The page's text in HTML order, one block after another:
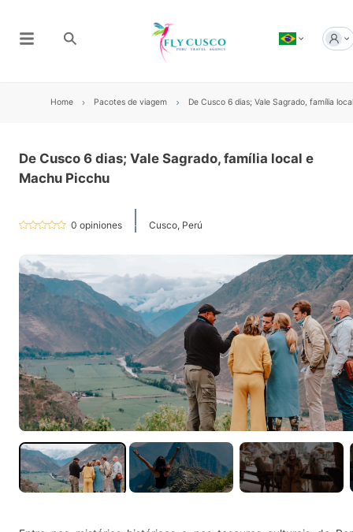
Home Pacotes de viagem De Cusco 6 dias; Vale Sagrado, família
De Cusco 6 dias; Vale Sagrado, família local e
Machu Picchu
0 opiniones Cusco, Perú